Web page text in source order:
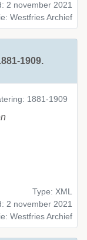
2 november 2021
Westfries Archief
1909.
1881-1909
Type: XML
2 november 2021
Westfries Archief